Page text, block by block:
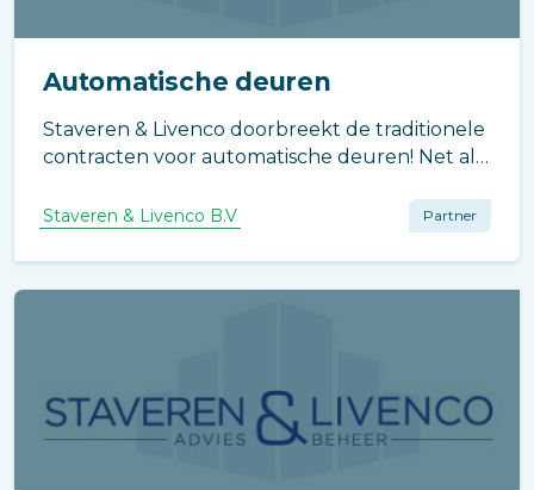
Automatische deuren
Staveren & Livenco doorbreekt de traditionele
contracten voor automatische deuren! Net als
nu ook voor automatische deuren een
Staveren & Livenco B.V Partner